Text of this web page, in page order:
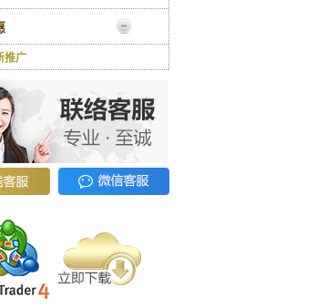
推广